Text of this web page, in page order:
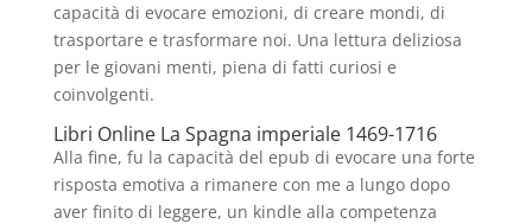
capacità di evocare emozioni, di creare mondi, di
trasportare e trasformare noi. Una lettura deliziosa
per le giovani menti, piena di fatti curiosi e
coinvolgenti.
Libri Online La Spagna imperiale 1469-1716
Alla fine, fu la capacità del epub di evocare una forte
risposta emotiva a rimanere con me a lungo dopo
aver finito di leggere, un kindle alla competenza